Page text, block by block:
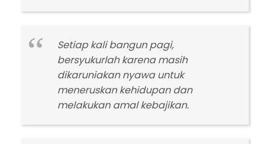
Setiap kali bangun pagi,
bersyukurlah karena masih
dikaruniakan nyawa untuk
meneruskan kehidupan dan
melakukan amal kebajikan.